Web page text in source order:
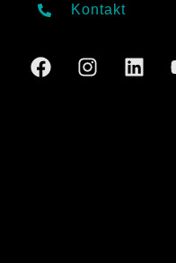
Kontakt